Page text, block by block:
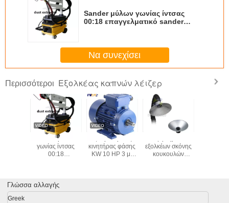
Sander μύλων γωνίας ίντσας
00:18 επαγγελματικό sander
γωνίας συνδέσεων μύλων
Να συνεχίσει
Περισσότεροι Εξολκέας καπνών λέιζερ
Τετραγωνικό
ακροφύσιο 75mm
πυριτίου μονάδες
Τετραγωνικό
ακροφύσιο
πυριτίου της
500FS/FD καπνών
λέιζερ
Γλώσσα αλλαγής
Greek